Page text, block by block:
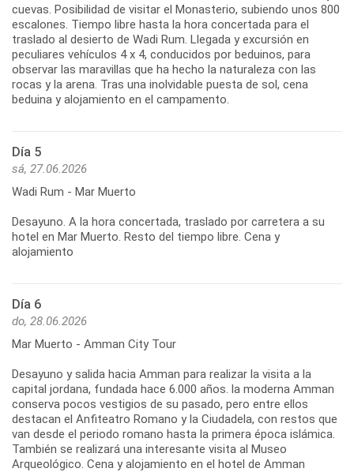
cuevas. Posibilidad de visitar el Monasterio, subiendo unos 800
escalones. Tiempo libre hasta la hora concertada para el
traslado al desierto de Wadi Rum. Llegada y excursión en
peculiares vehículos 4 x 4, conducidos por beduinos, para
observar las maravillas que ha hecho la naturaleza con las
rocas y la arena. Tras una inolvidable puesta de sol, cena
beduina y alojamiento en el campamento.
Día 5
sá, 27.06.2026
Wadi Rum - Mar Muerto
Desayuno. A la hora concertada, traslado por carretera a su
hotel en Mar Muerto. Resto del tiempo libre. Cena y
alojamiento
Día 6
do, 28.06.2026
Mar Muerto - Amman City Tour
Desayuno y salida hacia Amman para realizar la visita a la
capital jordana, fundada hace 6.000 años. la moderna Amman
conserva pocos vestigios de su pasado, pero entre ellos
destacan el Anfiteatro Romano y la Ciudadela, con restos que
van desde el periodo romano hasta la primera época islámica.
También se realizará una interesante visita al Museo
Arqueológico. Cena y alojamiento en el hotel de Amman